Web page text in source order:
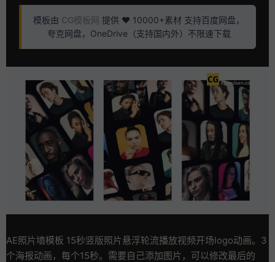
模板由 CG模板网 提供 ❤️ 10000+素材 支持百度网盘，
夸克网盘，OneDrive（支持国内外）不限速下载
AE照片墙模板 15秒竖版照片悬浮轮流播放视频开场logo动画。3
个海报动画，每个15秒。需要自己添加图片，可以修改最后的